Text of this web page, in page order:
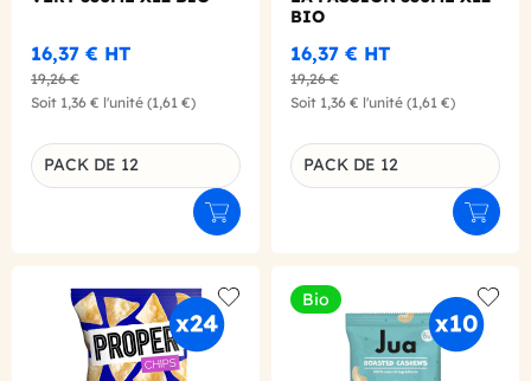
16,37 € HT
19,26 €
Soit 1,36 € l'unité (1,61 €)
Déclinaison du produit
PACK DE 12
Ajouter au panier
BIO
16,37 € HT
19,26 €
Soit 1,36 € l'unité (1,61 €)
Déclinaison du produit
PACK DE 12
Add to wishlist
Bio
Add